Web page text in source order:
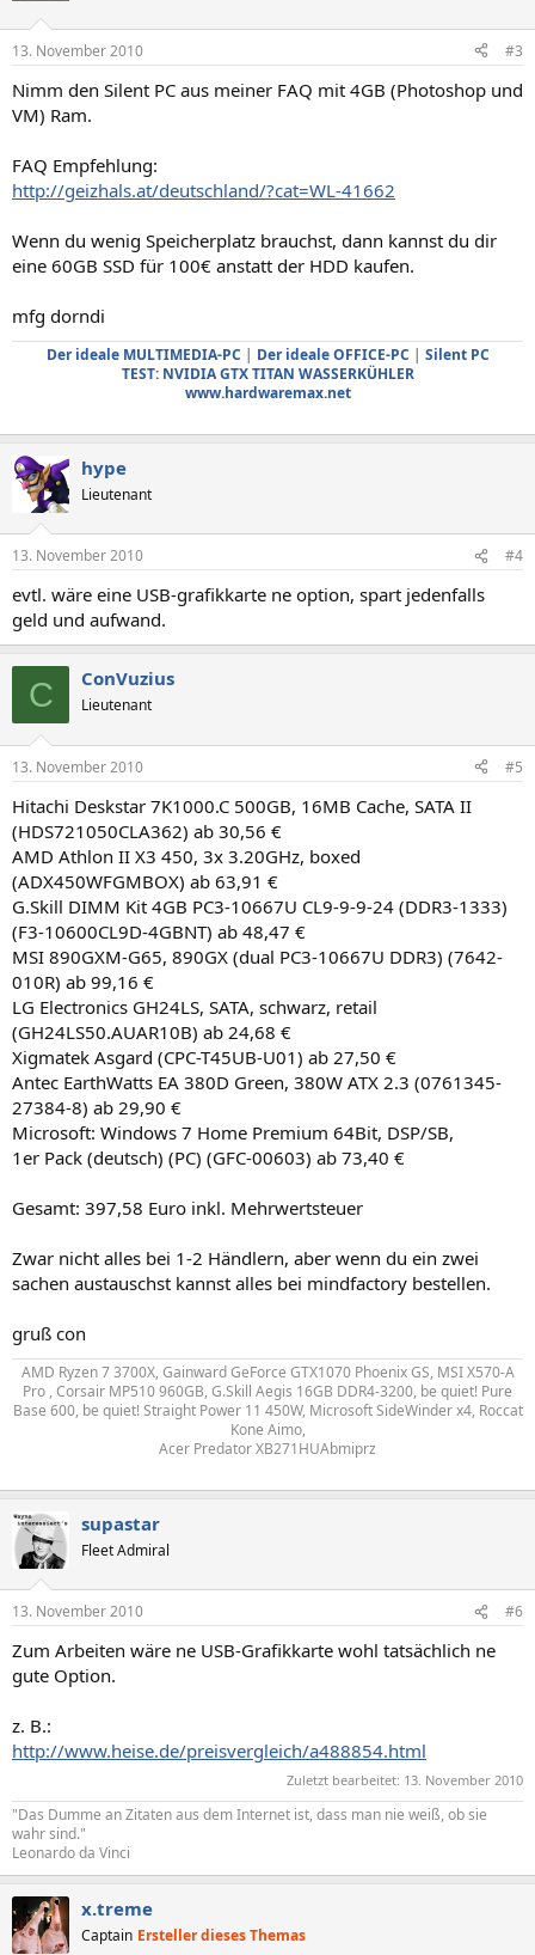
13. November 2010 #3
Nimm den Silent PC aus meiner FAQ mit 4GB (Photoshop und
VM) Ram.
FAQ Empfehlung:
http://geizhals.at/deutschland/?cat=WL-41662
Wenn du wenig Speicherplatz brauchst, dann kannst du dir
eine 60GB SSD für 100€ anstatt der HDD kaufen.
mfg dorndi
Der ideale MULTIMEDIA-PC | Der ideale OFFICE-PC | Silent PC
TEST: NVIDIA GTX TITAN WASSERKÜHLER
www.hardwaremax.net
hype
Lieutenant
13. November 2010 #4
evtl. wäre eine USB-grafikkarte ne option, spart jedenfalls
geld und aufwand.
C ConVuzius
Lieutenant
13. November 2010 #5
Hitachi Deskstar 7K1000.C 500GB, 16MB Cache, SATA II
(HDS721050CLA362) ab 30,56 €
AMD Athlon II X3 450, 3x 3.20GHz, boxed
(ADX450WFGMBOX) ab 63,91 €
G.Skill DIMM Kit 4GB PC3-10667U CL9-9-9-24 (DDR3-1333)
(F3-10600CL9D-4GBNT) ab 48,47 €
MSI 890GXM-G65, 890GX (dual PC3-10667U DDR3) (7642-
010R) ab 99,16 €
LG Electronics GH24LS, SATA, schwarz, retail
(GH24LS50.AUAR10B) ab 24,68 €
Xigmatek Asgard (CPC-T45UB-U01) ab 27,50 €
Antec EarthWatts EA 380D Green, 380W ATX 2.3 (0761345-
27384-8) ab 29,90 €
Microsoft: Windows 7 Home Premium 64Bit, DSP/SB,
1er Pack (deutsch) (PC) (GFC-00603) ab 73,40 €
Gesamt: 397,58 Euro inkl. Mehrwertsteuer
Zwar nicht alles bei 1-2 Händlern, aber wenn du ein zwei
sachen austauschst kannst alles bei mindfactory bestellen.
gruß con
AMD Ryzen 7 3700X, Gainward GeForce GTX1070 Phoenix GS, MSI X570-A
Pro , Corsair MP510 960GB, G.Skill Aegis 16GB DDR4-3200, be quiet! Pure
Base 600, be quiet! Straight Power 11 450W, Microsoft SideWinder x4, Roccat
Kone Aimo,
Acer Predator XB271HUAbmiprz
supastar
Fleet Admiral
13. November 2010 #6
Zum Arbeiten wäre ne USB-Grafikkarte wohl tatsächlich ne
gute Option.
z. B.:
http://www.heise.de/preisvergleich/a488854.html
Zuletzt bearbeitet: 13. November 2010
"Das Dumme an Zitaten aus dem Internet ist, dass man nie weiß, ob sie
wahr sind."
Leonardo da Vinci
x.treme
Captain Ersteller dieses Themas